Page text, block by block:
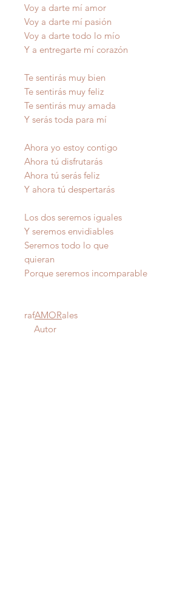
Voy a darte mí amor
Voy a darte mí pasión
Voy a darte todo lo mío
Y a entregarte mí corazón
Te sentirás muy bien
Te sentirás muy feliz
Te sentirás muy amada
Y serás toda para mí
Ahora yo estoy contigo
Ahora tú disfrutarás
Ahora tú serás feliz
Y ahora tú despertarás
Los dos seremos iguales
Y seremos envidiables
Seremos todo lo que
quieran
Porque seremos incomparable
rafAMORales
Autor